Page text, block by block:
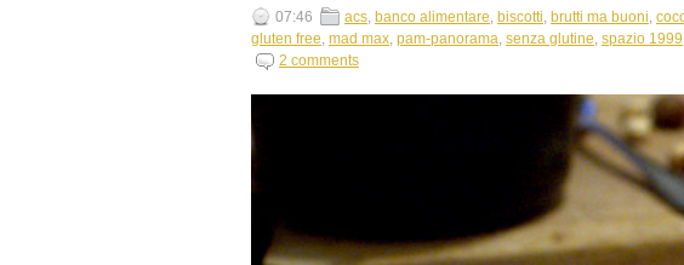
07:46 acs, banco alimentare, biscotti, brutti ma buoni,
gluten free, mad max, pam-panorama, senza glutine, spazio 1999
2 comments